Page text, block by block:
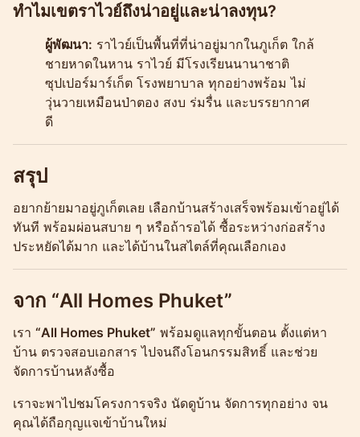
ทำไมเขตราไวย์ถึงน่าอยู่และน่าลงทุน?
ผู้พัฒนา: ราไวย์เป็นพื้นที่ที่น่าอยู่มากในภูเก็ต ใกล้
ชายหาดในหาน ราไวย์ มีโรงเรียนนานาชาติ
ซุปเปอร์มาร์เก็ต โรงพยาบาล ทุกอย่างพร้อม ไม่
วุ่นวายเหมือนป่าตอง สงบ ร่มรื่น และบรรยากาศ
ดี
สรุป
อยากย้ายมาอยู่ภูเก็ตเลย เลือกบ้านสร้างเสร็จพร้อมเข้าอยู่ได้
ทันที พร้อมผ่อนสบาย ๆ หรือถ้ารอได้ ซื้อระหว่างก่อสร้าง
ประหยัดได้มาก และได้บ้านในสไตล์ที่คุณเลือกเอง
จาก “All Homes Phuket”
เรา “All Homes Phuket” พร้อมดูแลทุกขั้นตอน ตั้งแต่หา
บ้าน ตรวจสอบเอกสาร ไปจนถึงโอนกรรมสิทธิ์ และช่วย
จัดการบ้านหลังซื้อ
เราจะพาไปชมโครงการจริง นัดดูบ้าน จัดการทุกอย่าง จน
คุณได้ถือกุญแจเข้าบ้านใหม่